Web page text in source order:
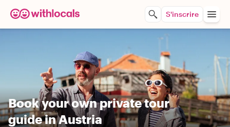
S'inscrire
Book your own private tour
guide in Austria